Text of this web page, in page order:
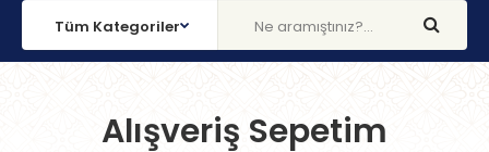
Alışveriş Sepetim